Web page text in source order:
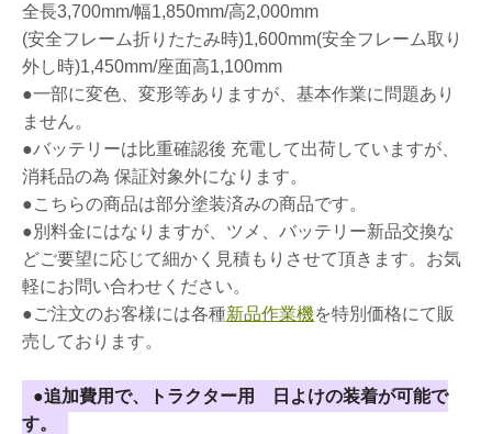
全長3,700mm/幅1,850mm/高2,000mm
(安全フレーム折りたたみ時)1,600mm(安全フレーム取り
外し時)1,450mm/座面高1,100mm
●一部に変色、変形等ありますが、基本作業に問題あり
ません。
●バッテリーは比重確認後 充電して出荷していますが、
消耗品の為 保証対象外になります。
●こちらの商品は部分塗装済みの商品です。
●別料金にはなりますが、ツメ、バッテリー新品交換な
どご要望に応じて細かく見積もりさせて頂きます。お気
軽にお問い合わせください。
●ご注文のお客様には各種新品作業機を特別価格にて販
売しております。
●追加費用で、トラクター用 日よけの装着が可能で
す。